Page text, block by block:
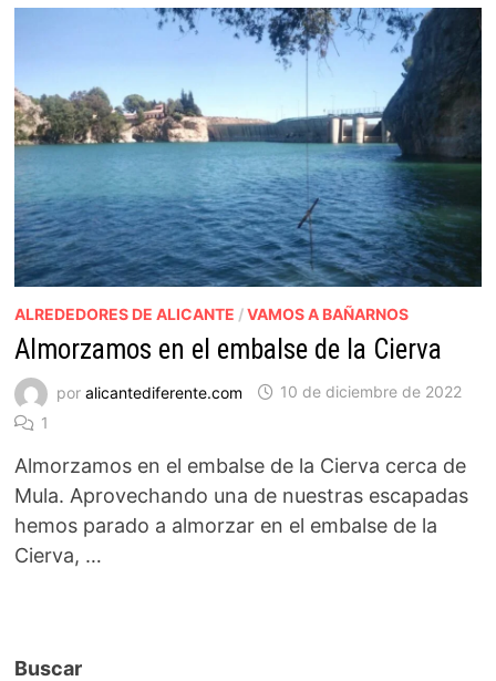
ALREDEDORES DE ALICANTE /VAMOS A BAÑARNOS
Almorzamos en el embalse de la Cierva
por alicantediferente.com
10 de diciembre de 2022
1
Almorzamos en el embalse de la Cierva cerca de
Mula. Aprovechando una de nuestras escapadas
hemos parado a almorzar en el embalse de la
Cierva, …
Buscar